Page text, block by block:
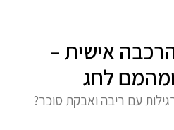
אישית –
לחג
עם ריבה ואבקת סוכר?